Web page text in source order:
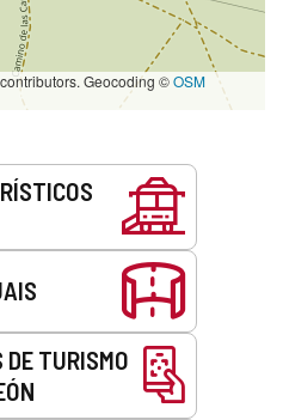
contributors. Geocoding ©OSM
TURISMO